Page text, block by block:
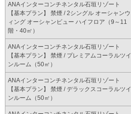
ANAインターコンチネンタル石垣リゾート
【基本プラン】 禁煙 / 2シングル オーシャンウ
ィング オーシャンビュー ハイフロア（9～11
階・40㎡）
ANAインターコンチネンタル石垣リゾート
【基本プラン】 禁煙 / プレミアムコーラルツイ
ンルーム（50㎡）
ANAインターコンチネンタル石垣リゾート
【基本プラン】 禁煙 / デラックスコーラルツイ
ンルーム（50㎡）